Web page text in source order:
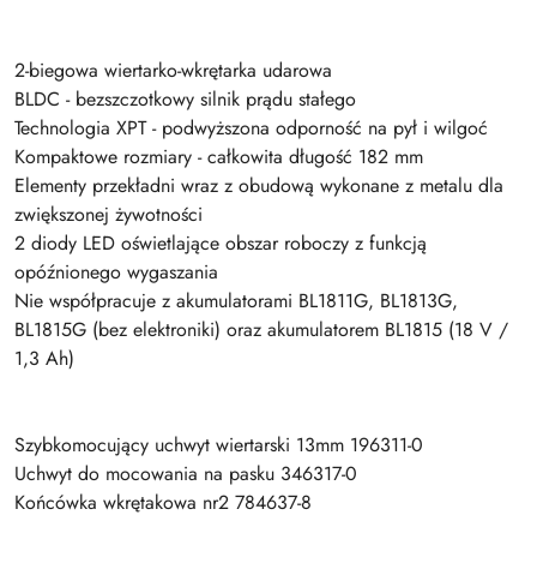
2-biegowa wiertarko-wkrętarka udarowa
BLDC - bezszczotkowy silnik prądu stałego
Technologia XPT - podwyższona odporność na pył i wilgoć
Kompaktowe rozmiary - całkowita długość 182 mm
Elementy przekładni wraz z obudową wykonane z metalu dla
zwiększonej żywotności
2 diody LED oświetlające obszar roboczy z funkcją
opóźnionego wygaszania
Nie współpracuje z akumulatorami BL1811G, BL1813G,
BL1815G (bez elektroniki) oraz akumulatorem BL1815 (18 V /
1,3 Ah)
Szybkomocujący uchwyt wiertarski 13mm 196311-0
Uchwyt do mocowania na pasku 346317-0
Końcówka wkrętakowa nr2 784637-8